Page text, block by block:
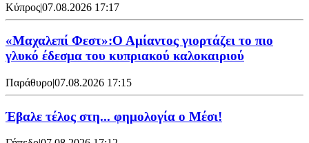
Κύπρος|07.08.2026 17:17
«Μαχαλεπί Φεστ»:Ο Αμίαντος γιορτάζει το πιο
γλυκό έδεσμα του κυπριακού καλοκαιριού
Παράθυρο|07.08.2026 17:15
Έβαλε τέλος στη... φημολογία o Μέσι!